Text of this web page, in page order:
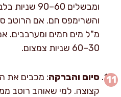
ומבשלים
מ"ל מים חמים ומערבבים.
30–60 שניות צמצום.
סיום והברקה: מכבים את
קצוצה. למי שאוהב רוטב